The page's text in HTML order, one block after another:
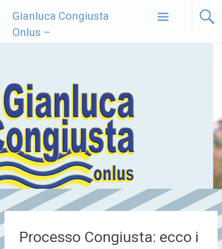
contenuto
Gianluca Congiusta
Onlus –
Processo Congiusta: ecco i